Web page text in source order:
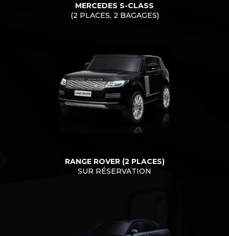
MERCEDES S-CLASS
(2 PLACES, 2 BAGAGES)
RANGE ROVER (2 PLACES)
SUR RÉSERVATION